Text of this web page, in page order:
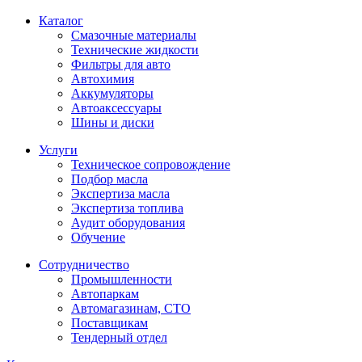
Каталог
Смазочные материалы
Технические жидкости
Фильтры для авто
Автохимия
Аккумуляторы
Автоаксессуары
Шины и диски
Услуги
Техническое сопровождение
Подбор масла
Экспертиза масла
Экспертиза топлива
Аудит оборудования
Обучение
Сотрудничество
Промышленности
Автопаркам
Автомагазинам, СТО
Поставщикам
Тендерный отдел